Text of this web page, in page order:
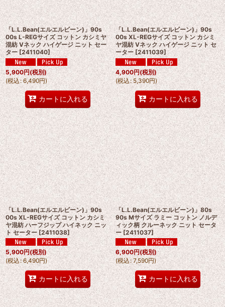
「L.L.Bean(エルエルビーン)」90s
00s L-REGサイズ コットン カシミヤ
混紡 Vネック ハイゲージ ニット セー
ター [2411040]
5,900円(税別)
(税込: 6,490円)
カートに入れる
「L.L.Bean(エルエルビーン)」90s
00s XL-REGサイズ コットン カシミ
ヤ混紡 Vネック ハイゲージ ニット セ
ーター [2411039]
4,900円(税別)
(税込: 5,390円)
カートに入れる
「L.L.Bean(エルエルビーン)」90s
00s XL-REGサイズ コットン カシミ
ヤ混紡 ハーフジップ ハイネック ニッ
ト セーター [2411038]
5,900円(税別)
(税込: 6,490円)
カートに入れる
「L.L.Bean(エルエルビーン)」80s
90s Mサイズ ラミー コットン ノルデ
ィック柄 クルーネック ニット セータ
ー [2411037]
6,900円(税別)
(税込: 7,590円)
カートに入れる